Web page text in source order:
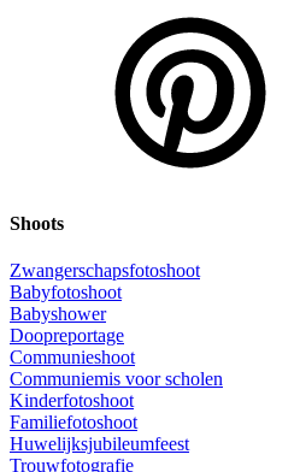
Shoots
Zwangerschapsfotoshoot
Babyfotoshoot
Babyshower
Doopreportage
Communieshoot
Communiemis voor scholen
Kinderfotoshoot
Familiefotoshoot
Huwelijksjubileumfeest
Trouwfotografie